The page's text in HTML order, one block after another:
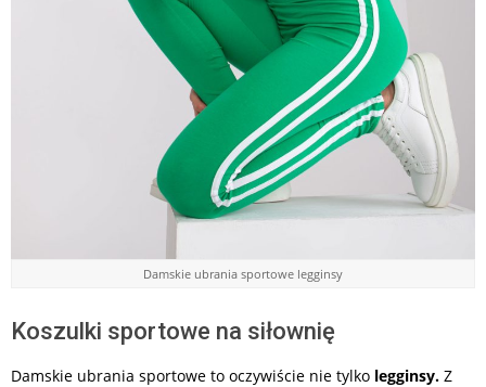
Damskie ubrania sportowe legginsy
Koszulki sportowe na siłownię
Damskie ubrania sportowe to oczywiście nie tylko legginsy. Z